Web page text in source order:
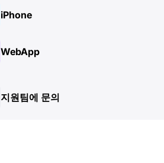
iPhone
🔑 설치 및 인증
🍀무료 기능
WebApp
지원팀에 문의